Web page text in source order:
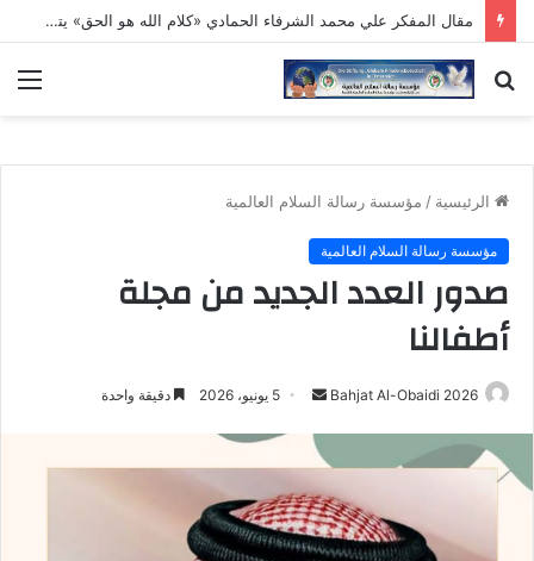
مقال المفكر علي محمد الشرفاء الحمادي «كلام الله هو الحق» يتصدر العدد الجديد من مجلة كل خميس
بحث
الرئيسية / مؤسسة رسالة السلام العالمية
مؤسسة رسالة السلام العالمية
صدور العدد الجديد من مجلة
أطفالنا
Bahjat Al-Obaidi 2026
أرسل 5 يونيو، 2026 دقيقة واحدة